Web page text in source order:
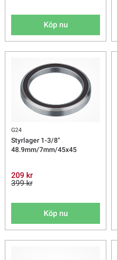
Köp nu
G24
Styrlager 1-3/8"
48.9mm/7mm/45x45
209 kr
399 kr
Köp nu